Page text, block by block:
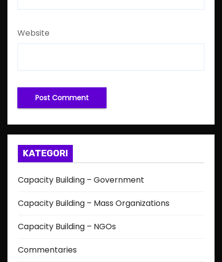
Website
KATEGORI
Capacity Building – Government
Capacity Building – Mass Organizations
Capacity Building – NGOs
Commentaries